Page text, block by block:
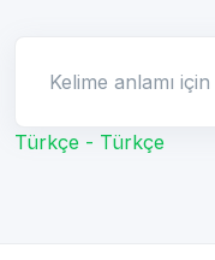
Türkçe - Türkçe